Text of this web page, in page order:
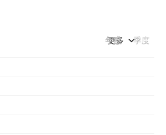
年度 季度
更多